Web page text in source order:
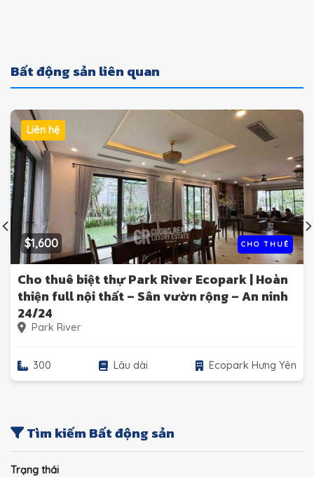
Bất động sản liên quan
$1,600
Liên hệ
CHO THUÊ
Cho thuê biệt thự Park River Ecopark | Hoàn
thiện full nội thất – Sân vườn rộng – An ninh
24/24
Park River
300 Lâu dài Ecopark Hưng Yên
Tìm kiếm Bất động sản
Trạng thái